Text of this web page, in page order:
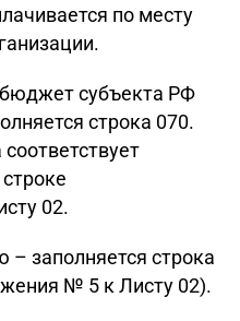
по месту
субъекта РФ
строка 070.
02.
заполняется строка
№ 5 к Листу 02).